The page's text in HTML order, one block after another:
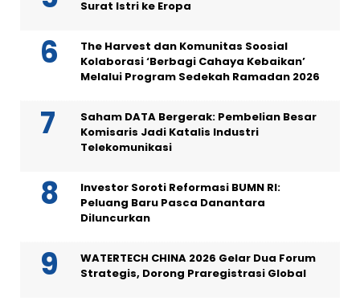
Surat Istri ke Eropa
The Harvest dan Komunitas Soosial
Kolaborasi ‘Berbagi Cahaya Kebaikan’
Melalui Program Sedekah Ramadan 2026
Saham DATA Bergerak: Pembelian Besar
Komisaris Jadi Katalis Industri
Telekomunikasi
Investor Soroti Reformasi BUMN RI:
Peluang Baru Pasca Danantara
Diluncurkan
WATERTECH CHINA 2026 Gelar Dua Forum
Strategis, Dorong Praregistrasi Global